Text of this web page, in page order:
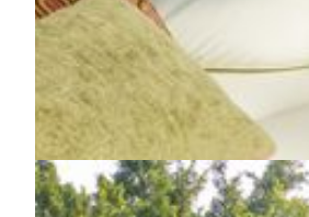
デザインや五感を刺激する演出の
インやプライベートコンシェルジ
れる「スカイラウンジ」もご利用
でしか味わえない、特別な滞在を
詳しく見る
Stay Exclusive